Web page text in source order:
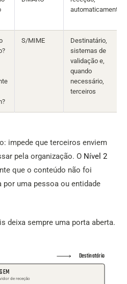
automaticamente
S/MIME
Destinatário,
sistemas de
validação e,
quando
necessário,
terceiros
impede que terceiros enviem
pela organização. O Nível 2
que o conteúdo não foi
uma pessoa ou entidade
deixa sempre uma porta aberta.
Destinatário
de receção